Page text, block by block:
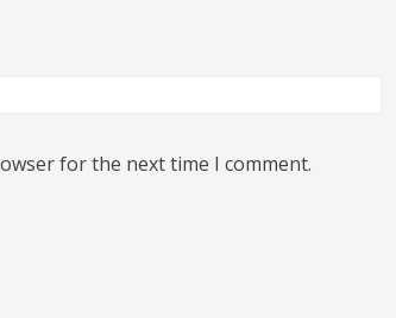
for the next time I comment.